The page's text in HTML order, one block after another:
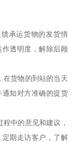
承运货物的发货情
透明度，解除后顾
在货物的到站的当天
知对方准确的提货
中的意见和建议，
期走访客户，了解